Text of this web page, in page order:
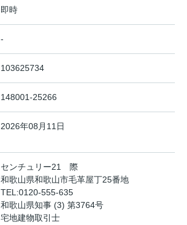
即時
-
103625734
148001-25266
2026年08月11日
センチュリー21 際
和歌山県和歌山市毛革屋丁25番地
TEL:0120-555-635
和歌山県知事 (3) 第3764号
宅地建物取引士